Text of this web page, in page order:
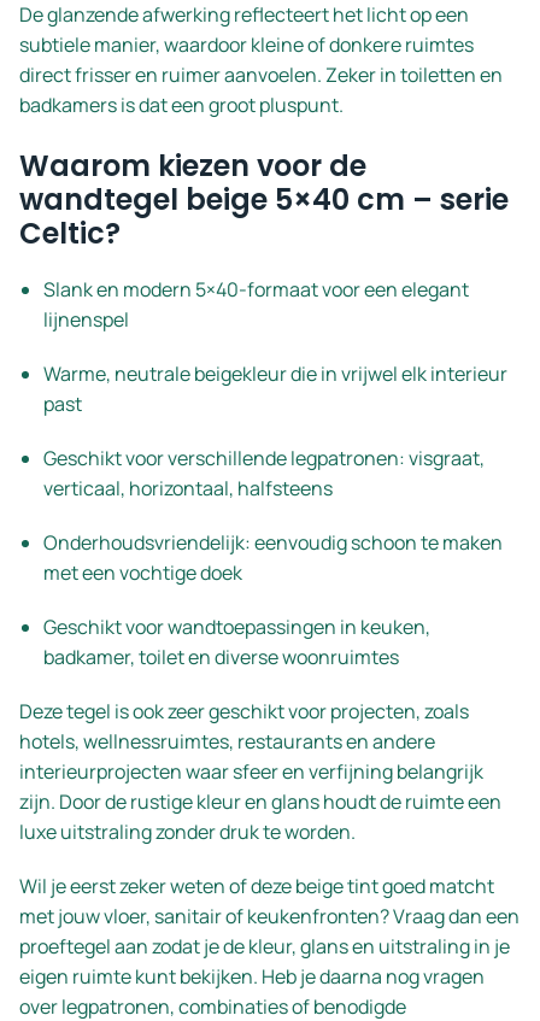
De glanzende afwerking reflecteert het licht op een
subtiele manier, waardoor kleine of donkere ruimtes
direct frisser en ruimer aanvoelen. Zeker in toiletten en
badkamers is dat een groot pluspunt.
Waarom kiezen voor de
wandtegel beige 5×40 cm – serie
Celtic?
Slank en modern 5×40-formaat voor een elegant
lijnenspel
Warme, neutrale beigekleur die in vrijwel elk interieur
past
Geschikt voor verschillende legpatronen: visgraat,
verticaal, horizontaal, halfsteens
Onderhoudsvriendelijk: eenvoudig schoon te maken
met een vochtige doek
Geschikt voor wandtoepassingen in keuken,
badkamer, toilet en diverse woonruimtes
Deze tegel is ook zeer geschikt voor projecten, zoals
hotels, wellnessruimtes, restaurants en andere
interieurprojecten waar sfeer en verfijning belangrijk
zijn. Door de rustige kleur en glans houdt de ruimte een
luxe uitstraling zonder druk te worden.
Wil je eerst zeker weten of deze beige tint goed matcht
met jouw vloer, sanitair of keukenfronten? Vraag dan een
proeftegel aan zodat je de kleur, glans en uitstraling in je
eigen ruimte kunt bekijken. Heb je daarna nog vragen
over legpatronen, combinaties of benodigde